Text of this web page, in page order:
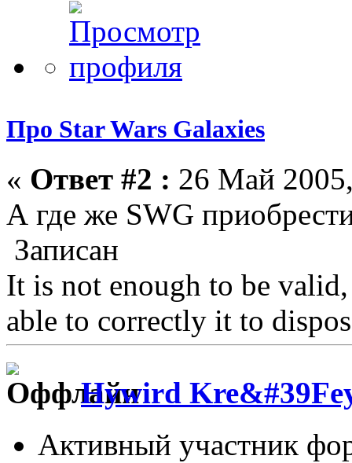
Про Star Wars Galaxies
« Ответ #2 : 26 Май
А где же SWG
Записан
It is not enough to be
able to correctly it to
Hywird
Активный участник